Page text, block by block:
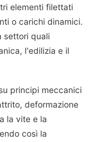
elementi filettati
o carichi dinamici.
settori quali
l'edilizia e il
principi meccanici
deformazione
la vite e la
così la